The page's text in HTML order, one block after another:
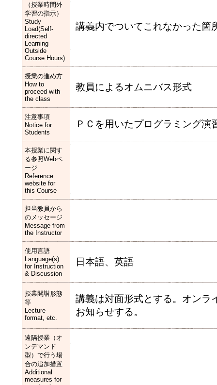
（授業時間外
学習の指示）
Study
Load(Self-
directed
Learning
Outside
Course Hours)
講義内でついてこれなかった箇
授業の進め方
How to
proceed with
the class
教員によるオムニバス形式
注意事項
Notice for
Students
ＰＣを用いたプログラミング
本授業に関す
る参照Webペ
ージ
Reference
website for
this Course
担当教員から
のメッセージ
Message from
the Instructor
使用言語
Language(s)
for Instruction
& Discussion
日本語、英語
授業開講形態
等
Lecture
format, etc.
講義は対面形式とする。オンラ
お知らせする。
遠隔授業（オ
ンデマンド
型）で行う場
合の追加措置
Additional
measures for